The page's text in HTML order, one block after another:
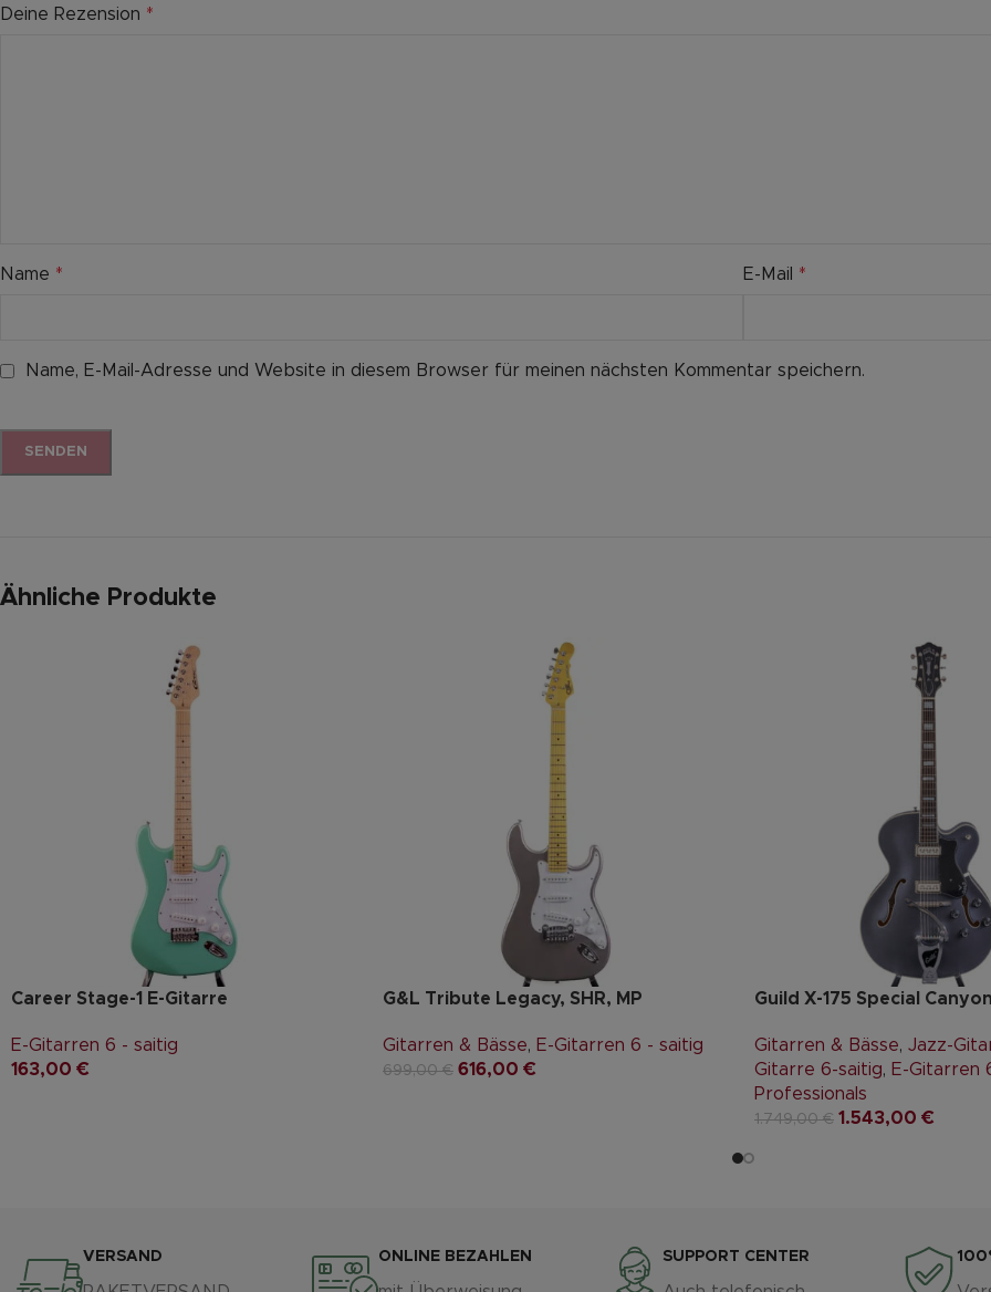
Deine Rezension *
Name * E-Mail *
Name, E-Mail-Adresse und Website in diesem Browser für meinen nächsten Kommentar speichern.
Ähnliche Produkte
Career Stage-1 E-Gitarre
E-Gitarren 6 - saitig
163,00 €
G&L Tribute Legacy, SHR, MP
Gitarren & Bässe, E-Gitarren 6 - saitig
699,00€ 616,00 €
Guild X-175 Special
Gitarren & Bässe, Jazz-
Gitarre 6-saitig, E-Gitarren
Professionals
1.749,00€ 1.543,00 €
VERSAND ONLINE BEZAHLEN SUPPORT CENTER